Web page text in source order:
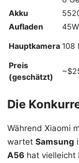
Akku
Aufladen
45W
Hauptkamera 108
Preis
(geschätzt)
Die
Während Xiaomi
wartet Samsung
A56 hat vielleicht